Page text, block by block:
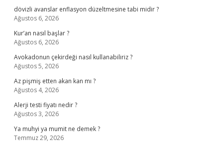
dövizli avanslar enflasyon düzeltmesine tabi midir ?
Ağustos 6, 2026
Kur’an nasıl başlar ?
Ağustos 6, 2026
Avokadonun çekirdeği nasıl kullanabiliriz ?
Ağustos 5, 2026
Az pişmiş etten akan kan mı ?
Ağustos 4, 2026
Alerji testi fiyatı nedir ?
Ağustos 3, 2026
Ya muhyi ya mumit ne demek ?
Temmuz 29, 2026